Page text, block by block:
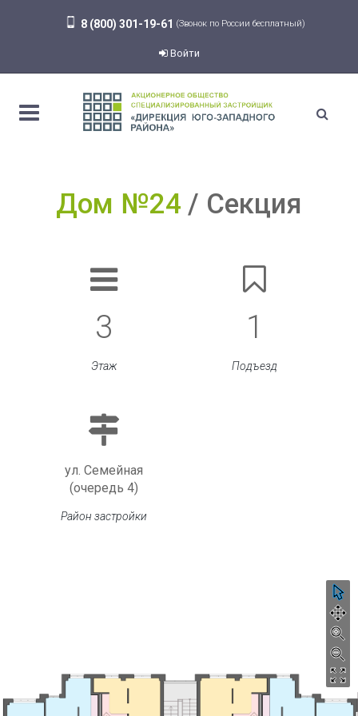
8 (800) 301-19-61 (Звонок по России бесплатный)
Войти
Дом №24 Секция
3
Этаж
1
Подъезд
ул. Семейная
(очередь 4)
Район застройки